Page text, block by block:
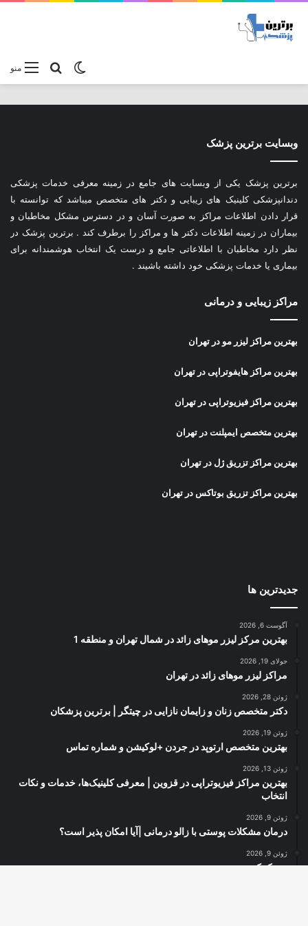
منوجستجو
تغییر پوسته
وبسایت برترین پزشک
برترین پزشک یکی از وبسایت های جامع در زمینه معرفی خدمات پزشکی
دندانپزشکی کلینیک های زیبایی و دکتر های متخصص میباشد که توانسته با
قرار دادن اطلاعات مراکز به صورت آسان و در دسترس مشکل مخاطبان و
بیماران در زمینه اطلاعات دکتر ها و مراکز را برطرف کند . برترین پزشک در
نظر دارد مخاطبان با اطلاعاتی جامع و درست یک انتخاب هوشمندانه برای
بیماری یا خدمات پزشکی خود داشته باشیند .
مراکز زیبایی و درمانی
بهترین مراکز لیزر مو در تهران
بهترین مراکز هایفوتراپی در تهران
بهترین مراکز فیزیوتراپی در تهران
بهترین متخصص ایمپلنت در تهران
بهترین مراکز تزریق ژل در تهران
بهترین مراکز تزریق بوتاکس در تهران
جدیدترین ها
آگوست 6, 2026
بهترین مرکز لیزر موهای زائد در شمال تهران و منطقه 1
جولای 19, 2026
مراکز لیزر موهای زائد در تهران
ژوئن 28, 2026
دکتر متخصص زنان و زایمان نازایی در چیتگر | برترین پزشکان
ژوئن 19, 2026
بهترین متخصص ارتوپد در جردن +لوکیشن و شماره تماس
ژوئن 13, 2026
بهترین مراکز فیزیوتراپی در قزوین | معرفی کلینیک‌ها، خدمات و نکات
انتخاب
ژوئن 9, 2026
درمان مشکلات پوستی با زالو درمانی |آیا امکان پذیر است؟
ژوئن 9, 2026
دیسک کمر